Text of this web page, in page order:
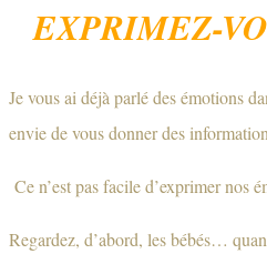
EXPRIMEZ-
Je vous ai déjà parlé des émotions
envie de vous donner des
Ce n’est pas facile d’exprimer nos
Regardez, d’abord, les bébés…